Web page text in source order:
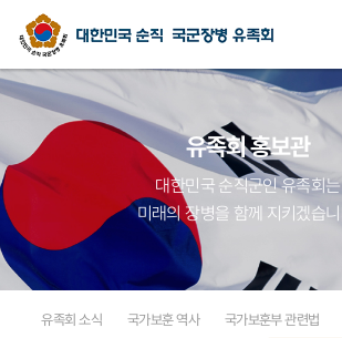
유족회 소개
유족회 홍보관
천국의 별님
순직군인 유가족 찾기
유족회 홍보관
대한민국 순직군인 유족회는
미래의 장병을 함께 지키겠습
유족회 소식 국가보훈 역사 국가보훈부 관련법